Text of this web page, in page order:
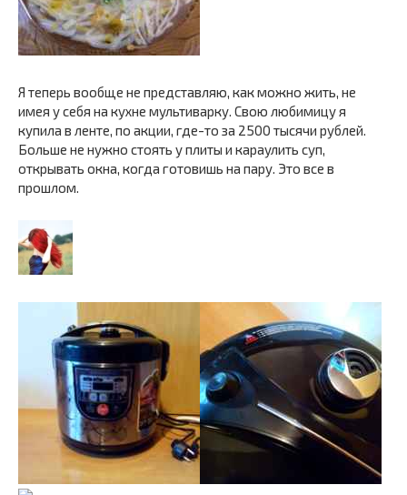
Я теперь вообще не представляю, как можно жить, не
имея у себя на кухне мультиварку. Свою любимицу я
купила в ленте, по акции, где-то за 2500 тысячи рублей.
Больше не нужно стоять у плиты и караулить суп,
открывать окна, когда готовишь на пару. Это все в
прошлом.